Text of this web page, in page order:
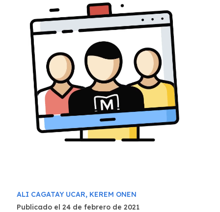
ALI CAGATAY UCAR, KEREM ONEN
Publicado el 24 de febrero de 2021